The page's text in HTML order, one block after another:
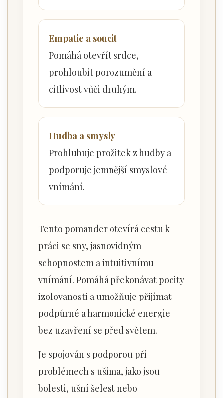
Empatie a soucit
Pomáhá otevřít srdce,
prohloubit porozumění a
citlivost vůči druhým.
Hudba a smysly
Prohlubuje prožitek z hudby a
podporuje jemnější smyslové
vnímání.
Tento pomander otevírá cestu k
práci se sny, jasnovidným
schopnostem a intuitivnímu
vnímání. Pomáhá překonávat pocity
izolovanosti a umožňuje přijímat
podpůrné a harmonické energie
bez uzavření se před světem.
Je spojován s podporou při
problémech s ušima, jako jsou
bolesti, ušní šelest nebo